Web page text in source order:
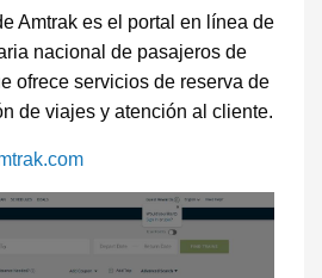
Amtrak es el portal en línea de
nacional de pasajeros de
ofrece servicios de reserva de
de viajes y atención al cliente.